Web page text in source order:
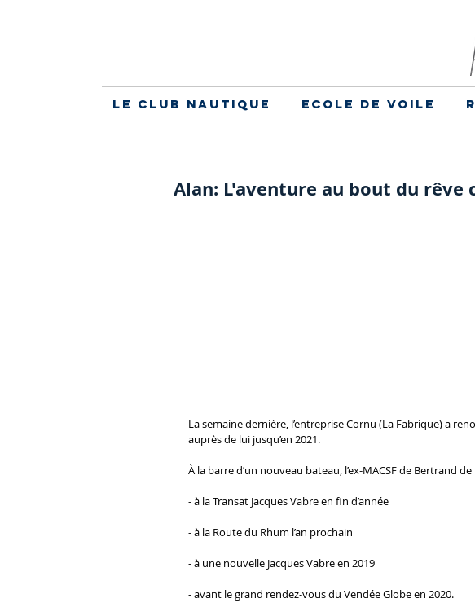
Le Club Nautique Ecole de voile
Alan: L'aventure au bout du rêve
La semaine dernière, l’entreprise Cornu (La Fabrique) a
auprès de lui jusqu’en 2021.
À la barre d’un nouveau bateau, l’ex-MACSF de Bertrand
- à la Transat Jacques Vabre en fin d’année
- à la Route du Rhum l’an prochain
- à une nouvelle Jacques Vabre en 2019
- avant le grand rendez-vous du Vendée Globe en 2020.